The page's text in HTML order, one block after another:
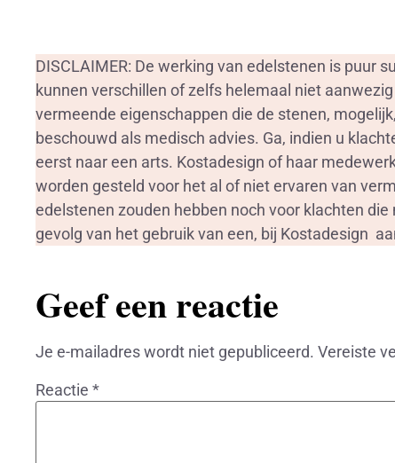
DISCLAIMER: De werking van edelstenen is puur
kunnen verschillen of zelfs helemaal niet
vermeende eigenschappen die de stenen,
beschouwd als medisch advies. Ga, indien u
eerst naar een arts. Kostadesign of haar
worden gesteld voor het al of niet ervaren van
edelstenen zouden hebben noch voor klachten
gevolg van het gebruik van een, bij Kostadesign
Geef een reactie
Je e-mailadres wordt niet gepubliceerd. Vereiste
Reactie *